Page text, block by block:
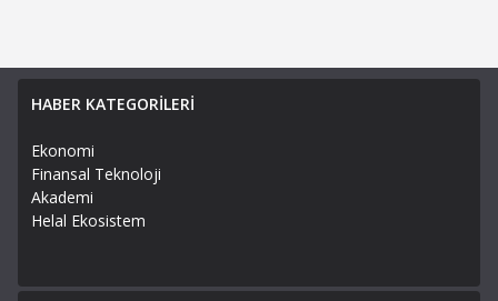
HABER KATEGORİLERİ
Ekonomi
Finansal Teknoloji
Akademi
Helal Ekosistem